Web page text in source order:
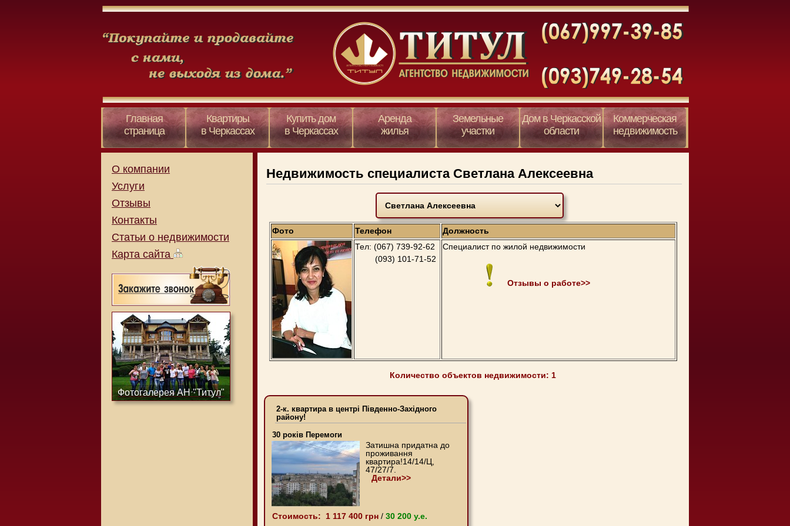
Главная
страница
Квартиры
в Черкассах
Купить дом
в Черкассах
Аренда
жилья
Земельные
участки
Дом в Черкасской
области
Коммерческая
недвижимость
О компании
Услуги
Отзывы
Контакты
Статьи о недвижимости
Карта сайта
Фотогалерея АН "Титул"
Недвижимость специалиста Светлана Алексеевна
Фото Телефон
Должность
Тел: (067) 739-92-62
(093) 101-71-52
Специалист по жилой недвижимости
Отзывы о работе>>
Количество объектов недвижимости: 1
2-к. квартира в центрі Південно-Західного
району!
30 років Перемоги
Затишна придатна до
проживання
квартира!14/14/Ц,
47/27/7.
Детали>>
Стоимость: 1 117 400 грн / 30 200 y.e.